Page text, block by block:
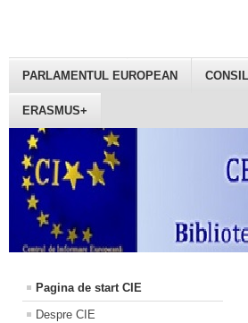
PARLAMENTUL EUROPEAN
ERASMUS+
Pagina de start CIE
Despre CIE